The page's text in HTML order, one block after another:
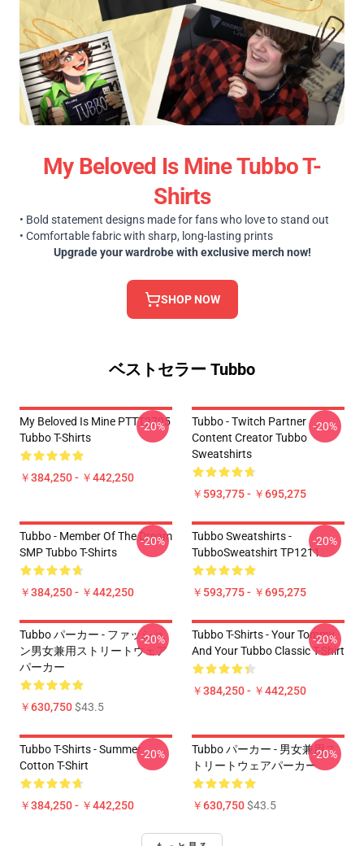
My Beloved Is Mine Tubbo T-
Shirts
• Bold statement designs made for fans who love to stand out
• Comfortable fabric with sharp, long-lasting prints
Upgrade your wardrobe with exclusive merch now!
SHOP NOW
ベストセラー Tubbo
My Beloved Is Mine PTTT2705
Tubbo T-Shirts
￥384,250 - ￥442,250
-20%
Tubbo - Twitch Partner
Content Creator Tubbo
Sweatshirts
￥593,775 - ￥695,275
-20%
Tubbo - Member Of The Dream
SMP Tubbo T-Shirts
￥384,250 - ￥442,250
-20%
Tubbo Sweatshirts -
TubboSweatshirt TP1211
￥593,775 - ￥695,275
-20%
Tubbo パーカー - ファッショ
ン男女兼用ストリートウェア
パーカー
￥630,750$43.5
-20%
Tubbo T-Shirts - Your Tommy
And Your Tubbo Classic T-Shirt
￥384,250 - ￥442,250
-20%
Tubbo T-Shirts - Summer
Cotton T-Shirt
￥384,250 - ￥442,250
-20%
Tubbo パーカー - 男女兼用ス
トリートウェアパーカー
￥630,750$43.5
-20%